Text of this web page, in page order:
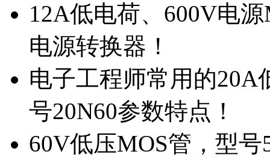
12A低电荷、600V电
电源转换器！
电子工程师常用的20A
号20N60参数特点！
60V低压MOS管，型